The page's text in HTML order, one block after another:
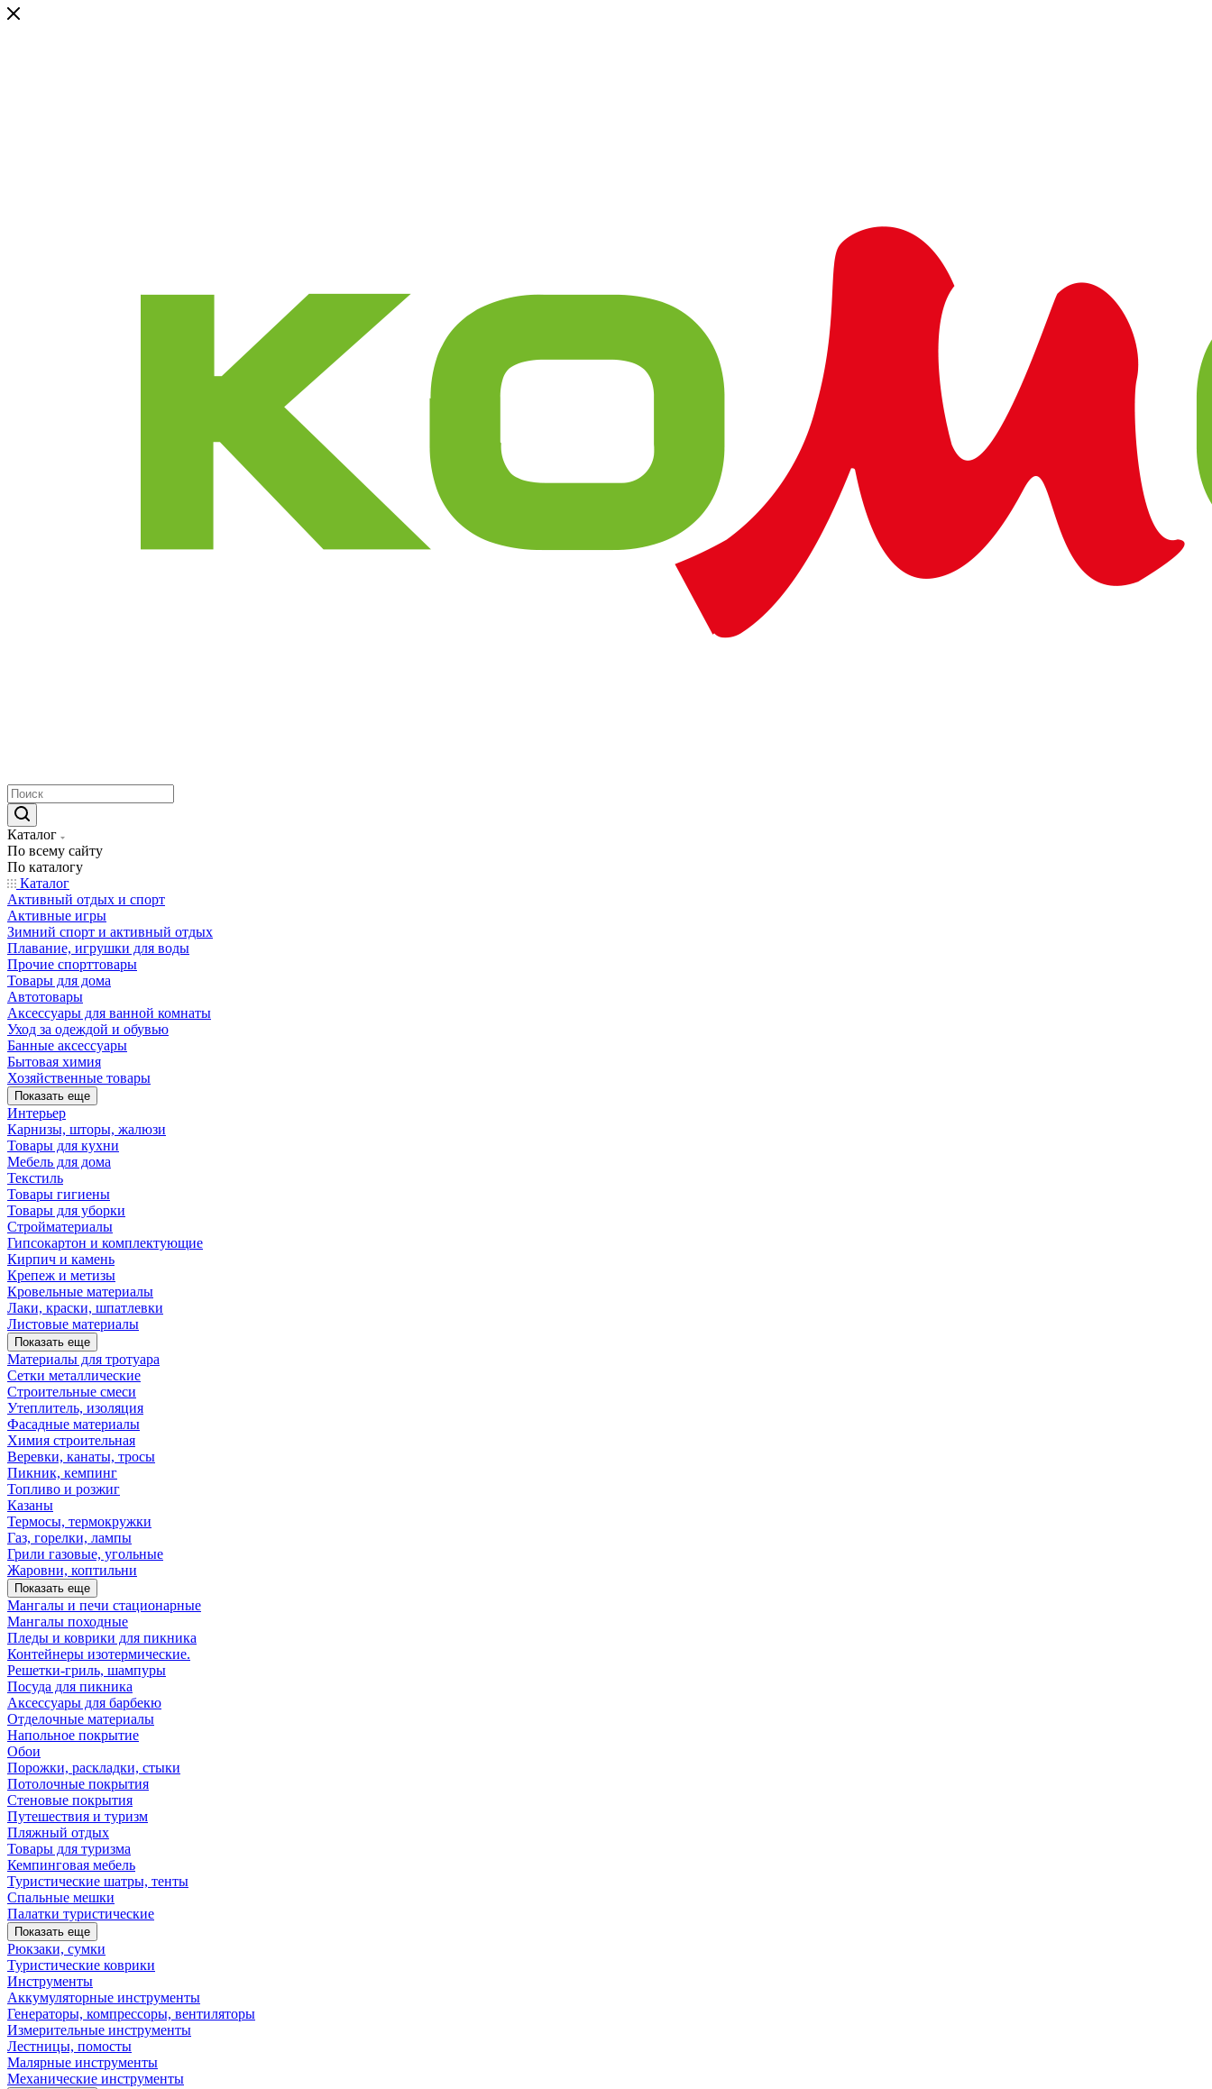
Каталог
По всему сайту
По каталогу
Каталог
Активный отдых и спорт
Активные игры
Зимний спорт и активный отдых
Плавание, игрушки для воды
Прочие спорттовары
Товары для дома
Автотовары
Аксессуары для ванной комнаты
Уход за одеждой и обувью
Банные аксессуары
Бытовая химия
Хозяйственные товары
Показать еще
Интерьер
Карнизы, шторы, жалюзи
Товары для кухни
Мебель для дома
Текстиль
Товары гигиены
Товары для уборки
Стройматериалы
Гипсокартон и комплектующие
Кирпич и камень
Крепеж и метизы
Кровельные материалы
Лаки, краски, шпатлевки
Листовые материалы
Показать еще
Материалы для тротуара
Сетки металлические
Строительные смеси
Утеплитель, изоляция
Фасадные материалы
Химия строительная
Веревки, канаты, тросы
Пикник, кемпинг
Топливо и розжиг
Казаны
Термосы, термокружки
Газ, горелки, лампы
Грили газовые, угольные
Жаровни, коптильни
Показать еще
Мангалы и печи стационарные
Мангалы походные
Пледы и коврики для пикника
Контейнеры изотермические.
Решетки-гриль, шампуры
Посуда для пикника
Аксессуары для барбекю
Отделочные материалы
Напольное покрытие
Обои
Порожки, раскладки, стыки
Потолочные покрытия
Стеновые покрытия
Путешествия и туризм
Пляжный отдых
Товары для туризма
Кемпинговая мебель
Туристические шатры, тенты
Спальные мешки
Палатки туристические
Показать еще
Рюкзаки, сумки
Туристические коврики
Инструменты
Аккумуляторные инструменты
Генераторы, компрессоры, вентиляторы
Измерительные инструменты
Лестницы, помосты
Малярные инструменты
Механические инструменты